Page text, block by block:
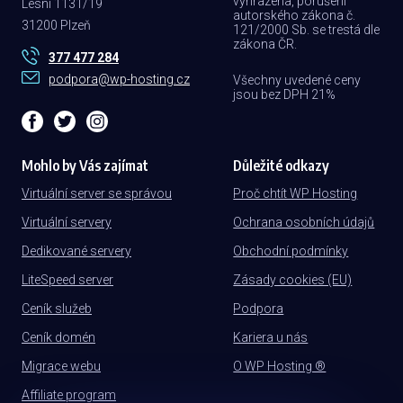
autorského zákona č.
121/2000 Sb. se trestá dle
zákona ČR.
Všechny uvedené ceny
jsou bez DPH 21%
Lesní 1131/19
31200 Plzeň
377 477 284
podpora@wp-hosting.cz
Mohlo by Vás zajímat
Virtuální server se správou
Virtuální servery
Dedikované servery
LiteSpeed server
Ceník služeb
Ceník domén
Migrace webu
Affiliate program
Důležité odkazy
Proč chtít WP Hosting
Ochrana osobních údajů
Obchodní podmínky
Zásady cookies (EU)
Podpora
Kariera u nás
O WP Hosting ®